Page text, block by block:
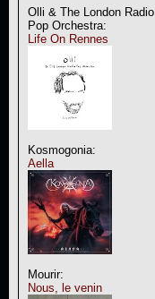
Olli & The London Radio
Pop Orchestra:
Life On Rennes
Kosmogonia:
Aella
Mourir:
Nous, le venin